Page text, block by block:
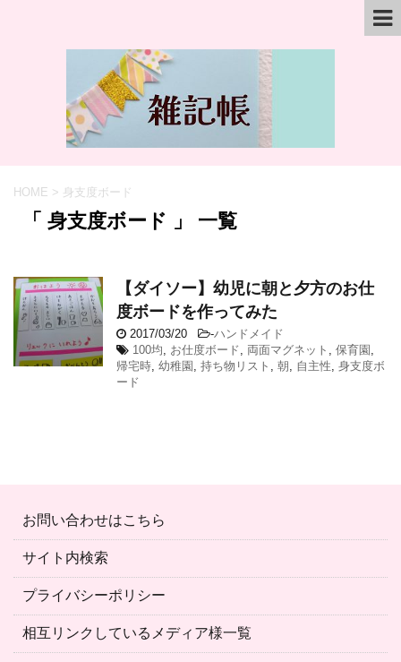
HOME > 身支度ボード
「 身支度ボード 」 一覧
【ダイソー】幼児に朝と夕方のお仕
度ボードを作ってみた
2017/03/20 -ハンドメイド
100均, お仕度ボード, 両面マグネット , 保育園 ,
帰宅時, 幼稚園 , 持ち物リスト , 朝, 自主性, 身支度ボ
ード
お問い合わせはこちら
サイト内検索
プライバシーポリシー
相互リンクしているメディア様一覧